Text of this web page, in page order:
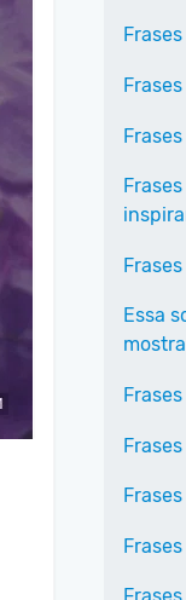
Essa